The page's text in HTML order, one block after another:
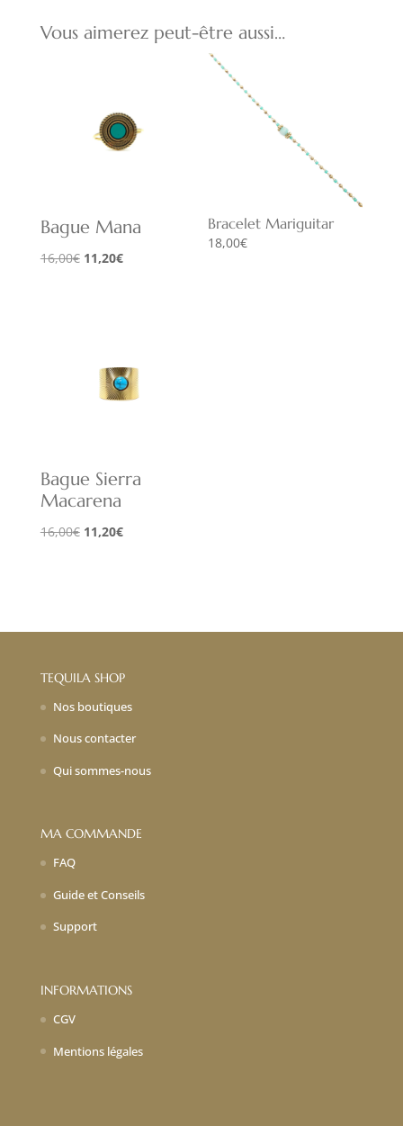
Vous aimerez peut-être aussi…
Bague Mana
16,00€ Le
11,20€Le
Bracelet Mariguitar
18,00€
Bague Sierra
Macarena
16,00€ Le
11,20€Le
TEQUILA SHOP
Nos boutiques
Nous contacter
Qui sommes-nous
MA COMMANDE
FAQ
Guide et Conseils
Support
INFORMATIONS
CGV
Mentions légales